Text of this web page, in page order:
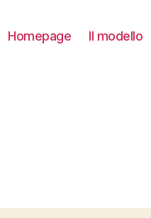
Homepage Il modello